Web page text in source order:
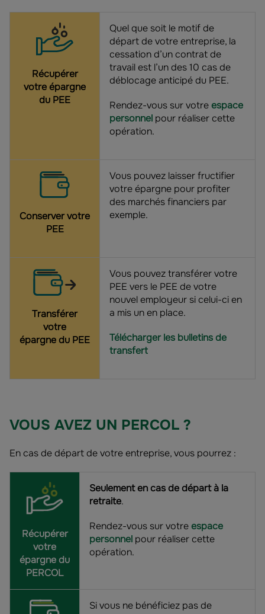
Récupérer
votre épargne
du PEE
Quel que soit le motif de
départ de votre entreprise, la
cessation d’un contrat de
travail est l’un des 10 cas de
déblocage anticipé du PEE.
Rendez-vous sur votreespace
personnel pour réaliser cette
opération.
Conservervotre
PEE
Vous pouvez laisser fructifier
votre épargne pour profiter
des marchés financiers par
exemple.
Transférer
votre
épargnedu PEE
Vous pouvez transférer votre
PEE vers le PEE de votre
nouvel employeur si celui-ci en
a mis un en place.
Télécharger les bulletins de
transfert
VOUS AVEZ UN PERCOL ?
En cas de départ de votre entreprise, vous pourrez :
Récupérer
votre
épargne du
PERCOL
Seulement en cas de départ à la
retraite.
Rendez-vous sur votreespace
personnel pour réaliser cette
opération.
Si vous ne bénéficiez pas de